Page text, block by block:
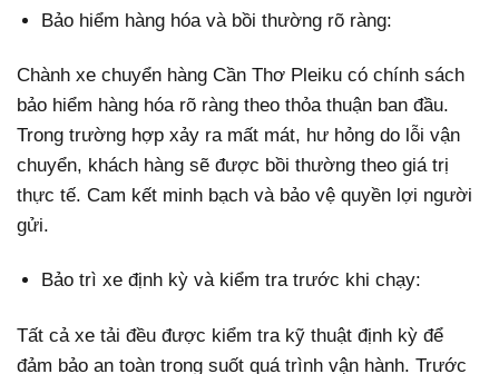
Bảo hiểm hàng hóa và bồi thường rõ ràng:
Chành xe chuyển hàng Cần Thơ Pleiku có chính sách
bảo hiểm hàng hóa rõ ràng theo thỏa thuận ban đầu.
Trong trường hợp xảy ra mất mát, hư hỏng do lỗi vận
chuyển, khách hàng sẽ được bồi thường theo giá trị
thực tế. Cam kết minh bạch và bảo vệ quyền lợi người
gửi.
Bảo trì xe định kỳ và kiểm tra trước khi chạy:
Tất cả xe tải đều được kiểm tra kỹ thuật định kỳ để
đảm bảo an toàn trong suốt quá trình vận hành. Trước